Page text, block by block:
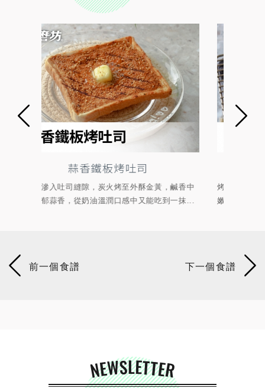
蒜烤雞肉串
烤場必備清爽烤物！雞胸肉以蒜油、玫瑰鹽醃漬軟
嫩鎖水，烤至焦香後再撒上蒜香椒鹽與香菜，鹹...
NEWSLETTER